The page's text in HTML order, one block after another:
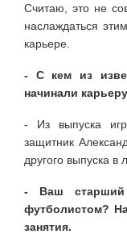
Считаю, это не
наслаждаться
карьере.
- С кем из
начинали
- Из выпуска
защитник
другого выпуска
- Ваш старший
футболистом?
занятия.